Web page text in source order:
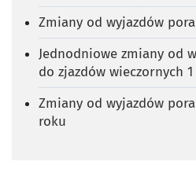
Zmiany od wyjazdów
Jednodniowe zmiany od
do zjazdów wieczornych
Zmiany od wyjazdów
roku